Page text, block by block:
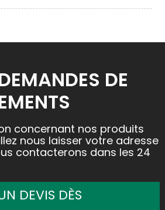
DE
concernant nos produits
nous laisser votre adresse
contacterons dans les 24
DEVIS DÈS